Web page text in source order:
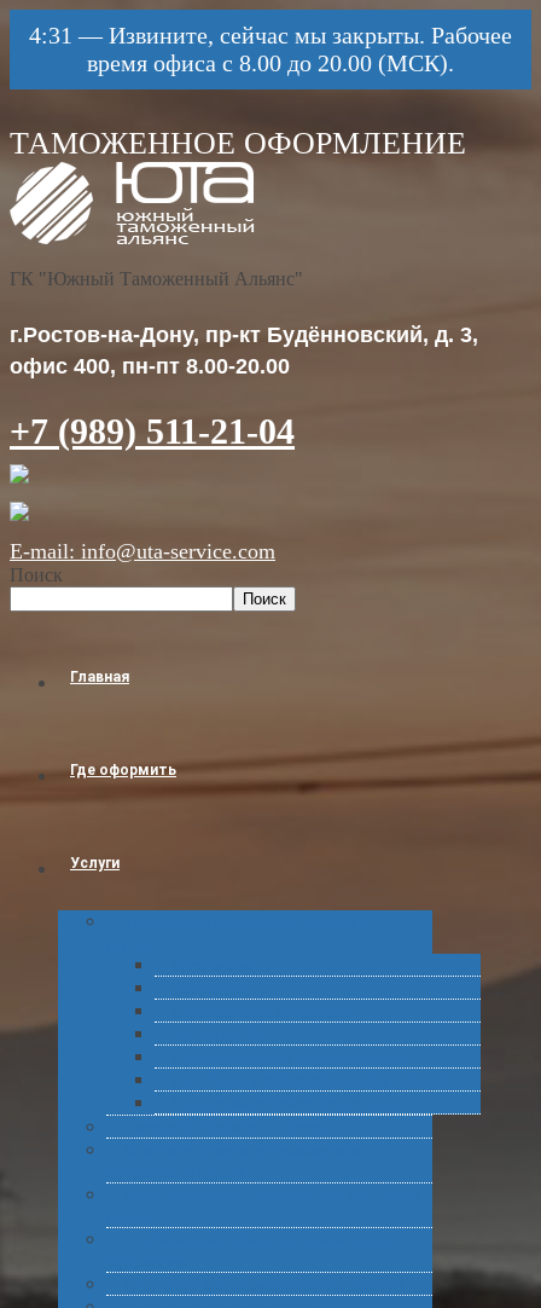
4:31 —Извините, сейчас мы закрыты. Рабочее
время офиса с 8.00 до 20.00 (МСК).
ГК "Южный Таможенный Альянс"
г.Ростов-на-Дону, пр-кт Будённовский, д. 3,
офис 400, пн-пт 8.00-20.00
+7 (989) 511-21-04
E-mail: info@uta-service.com
Поиск
Поиск
Главная
Где оформить
Услуги